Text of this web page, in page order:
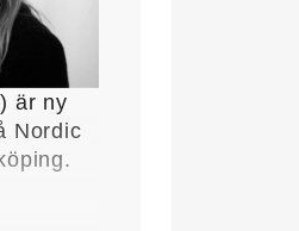
är ny
Nordic